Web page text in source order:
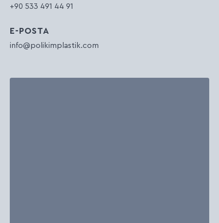
+90 533 491 44 91
E-POSTA
info@polikimplastik.com